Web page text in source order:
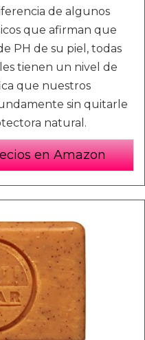
de algunos
que afirman que
PH de su piel, todas
tienen un nivel de
que nuestros
sin quitarle
natural.
en Amazon